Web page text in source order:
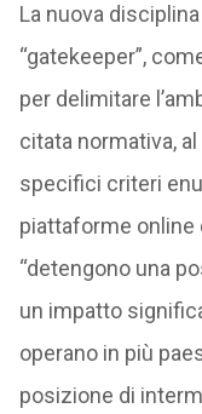
La nuova
“gatekeeper”,
per delimitare
citata normativa,
specifici criteri
piattaforme online
“detengono una
un impatto
operano in più
posizione di